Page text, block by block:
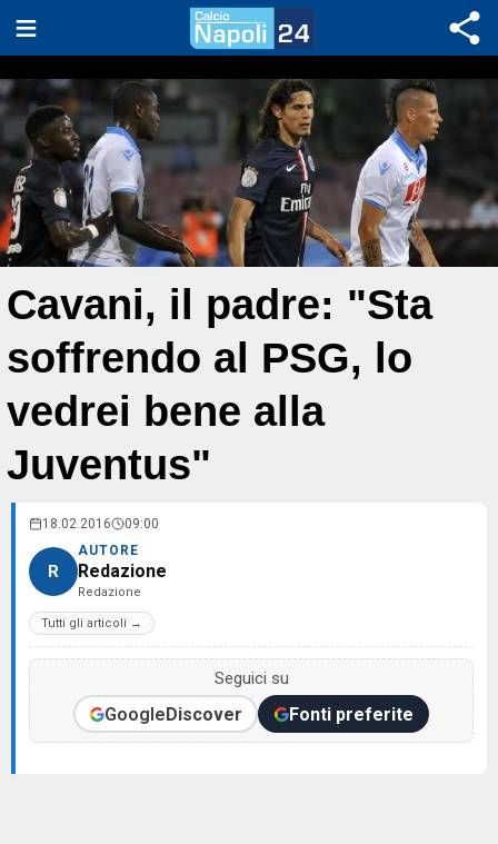
Cavani, il padre: "Sta
soffrendo al PSG, lo
vedrei bene alla
Juventus"
18.02.2016 09:00
R
AUTORE
Redazione
Redazione
Tutti gli articoli →
Seguici su
GoogleDiscover Fonti preferite